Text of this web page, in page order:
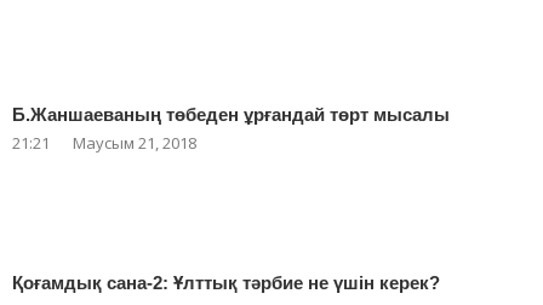
Б.Жаншаеваның төбеден ұрғандай төрт мысалы
21:21 Маусым 21, 2018
Қоғамдық сана-2: Ұлттық тәрбие не үшін керек?